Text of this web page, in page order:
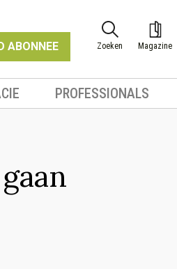
ABONNEE Zoeken Magazine
PROFESSIONALS